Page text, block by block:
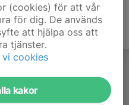
(cookies) för att vår
för dig. De används
att hjälpa oss att
tjänster.
vi cookies
kakor